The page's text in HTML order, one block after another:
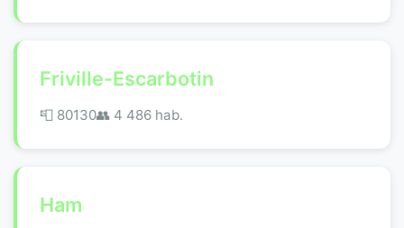
Friville-Escarbotin
📮 80130👥 4 486 hab.
Ham